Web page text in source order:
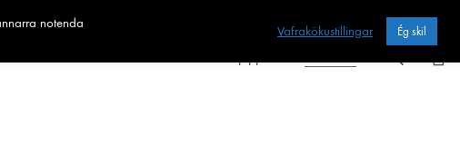
notenda
Vafrakökustillingar Ég skil